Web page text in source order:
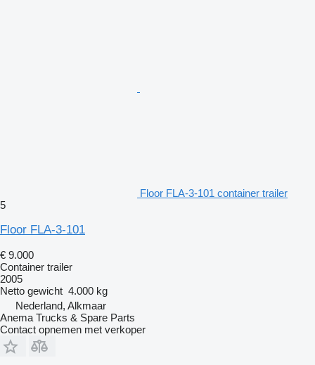
Floor FLA-3-101 container trailer
5
Floor FLA-3-101
€ 9.000
Container trailer
2005
Netto gewicht 4.000 kg
Nederland, Alkmaar
Anema Trucks & Spare Parts
Contact opnemen met verkoper